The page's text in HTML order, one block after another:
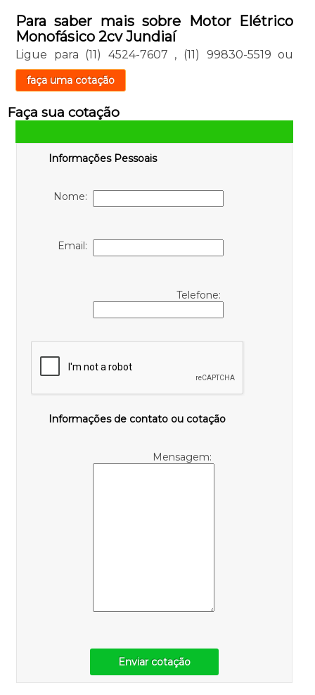
Para saber mais sobre Motor Elétrico
Monofásico 2cv Jundiaí
Ligue para (11) 4524-7607 , (11) 99830-5519 ou
faça uma cotação
Faça sua cotação
Informações Pessoais
Nome:
Email:
Telefone:
Informações de contato ou cotação
Mensagem:
Enviar cotação